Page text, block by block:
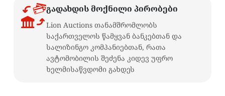
გადახდის მოქნილი პირობები
Lion Auctions თანამშრომლობს
საქართველოს წამყვან ბანკებთან და
სალიზინგო კომპანიებთან, რათა
ავტომობილის შეძენა კიდევ უფრო
ხელმისაწვდომი გახდეს